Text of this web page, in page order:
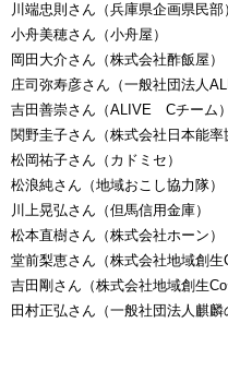
川端忠則さん（兵庫県企画県民部
小舟美穂さん（小舟屋）
岡田大介さん（株式会社酢飯屋）
庄司弥寿彦さん（一般社団法人
吉田善崇さん（ALIVE Cチーム）
関野圭子さん（株式会社日本能率
松岡祐子さん（カドミセ）
松浪純さん（地域おこし協力隊）
川上晃弘さん（但馬信用金庫）
松本直樹さん（株式会社ホーン）
堂前梨恵さん（株式会社地域創生
吉田剛さん（株式会社地域創生Co
田村正弘さん（一般社団法人麒麟